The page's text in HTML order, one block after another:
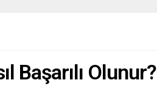
Başarılı Olunur?